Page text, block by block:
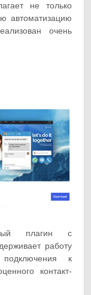
не только
автоматизацию
очень
плагин с
работу
к
контакт-